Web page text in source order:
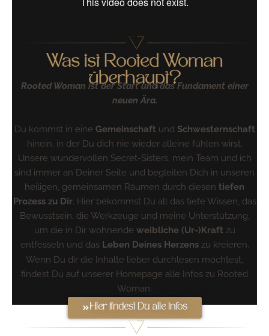
Was ist Rooted Woman
überhaupt?
Rooted Woman ist der Start und das Fundament einer
neuen Ära.
Du kommst in eine Gemeinschaft und Schwesternschaft
hinein, in der Du dich nie wieder alleine fühlen wirst.
Unsere wundervollen Secret-Sisters, mein Team und ich
sind immer an Deiner Seite und begleiten Dich in unseren
heiligen, gemeinsamen Räumen durch diesen tiefen
Prozess zu Dir. Hier bekommst Du all das tiefe Wissen, das
Bewusstsein, die Werkzeuge und meine Unterstützung,
um die in Dir wohnende weibliche(Ur-)Kraft zu
entfesseln und das Leben Deines Herzenszu kreieren.
Wenn Du dir die Inhalte lieber durchlesen möchtest,
findest Du auf unserer Homepage alle Infos zu Rooted
Woman:
Hier findest Du alle Infos